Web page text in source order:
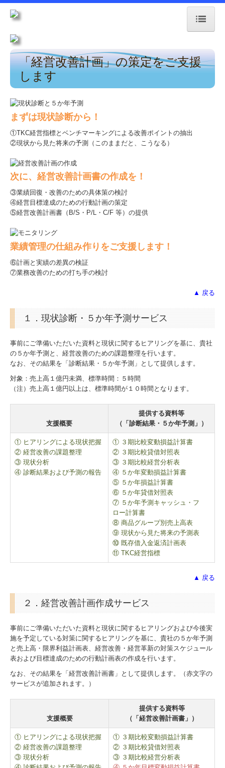
トップページ
お知らせ
経営理念
お問合せ
FX4クラウド
病院・診療所の皆様へ
社会福祉法人の皆様へ
関与先向け融資商品ご紹介
経営者お役立ち情報
経営者オススメ情報
Q&A経営相談
税務Q&A
個人情報保護方針
経営改善計画の策定支援
「経営改善計画」の策定をご支援
します
まずは現状診断から！
①TKC経営指標とベンチマーキングによる改善ポイントの抽出
②現状から見た将来の予測（このままだと、こうなる）
次に、経営改善計画書の作成を！
③業績回復・改善のための具体策の検討
④経営目標達成のための行動計画の策定
⑤経営改善計画書（B/S・P/L・C/F 等）の提供
業績管理の仕組み作りをご支援します！
⑥計画と実績の差異の検証
⑦業務改善のための打ち手の検討
▲ 戻る
１．現状診断・５か年予測サービス
事前にご準備いただいた資料と現状に関するヒアリングを基に、貴社
の５か年予測と、経営改善のための課題整理を行います。
なお、その結果を「診断結果・５か年予測」として提供します。
対象：売上高１億円未満、標準時間：５時間
（注）売上高１億円以上は、標準時間が１０時間となります。
支援概要
提供する資料等
（「診断結果・５か年予測」）
① ヒアリングによる現状把握
② 経営改善の課題整理
③ 現状分析
④ 診断結果および予測の報告
① ３期比較変動損益計算書
② ３期比較貸借対照表
③ ３期比較経営分析表
④ ５か年変動損益計算書
⑤ ５か年損益計算書
⑥ ５か年貸借対照表
⑦ ５か年予測キャッシュ・フ
ロー計算書
⑧ 商品グループ別売上高表
⑨ 現状から見た将来の予測表
⑩ 既存借入金返済計画表
⑪ TKC経営指標
▲ 戻る
２．経営改善計画作成サービス
事前にご準備いただいた資料と現状に関するヒアリングおよび今後実
施を予定している対策に関するヒアリングを基に、貴社の５か年予測
と売上高・限界利益計画表、経営改善・経営革新の対策スケジュール
表および目標達成のための行動計画表の作成を行います。
なお、その結果を「経営改善計画書」として提供します。（赤文字の
サービスが追加されます。）
支援概要
提供する資料等
（「経営改善計画書」）
① ヒアリングによる現状把握
② 経営改善の課題整理
③ 現状分析
① ３期比較変動損益計算書
② ３期比較貸借対照表
③ ３期比較経営分析表